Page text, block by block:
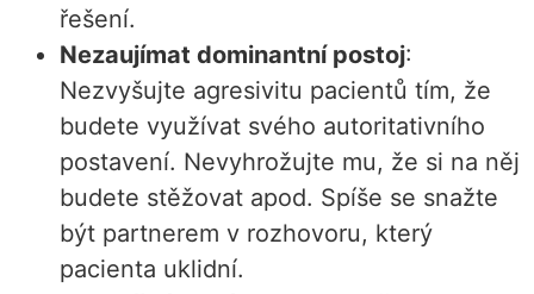
řešení.
Nezaujímat dominantní postoj:
Nezvyšujte agresivitu pacientů tím, že
budete využívat svého autoritativního
postavení. Nevyhrožujte mu, že si na něj
budete stěžovat apod. Spíše se snažte
být partnerem v rozhovoru, který
pacienta uklidní.